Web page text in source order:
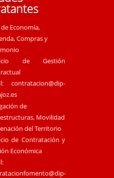
Economía,
Compras y
de Gestión
contratacion@dip-
de
Movilidad
del Territorio
de Contratación y
Económica